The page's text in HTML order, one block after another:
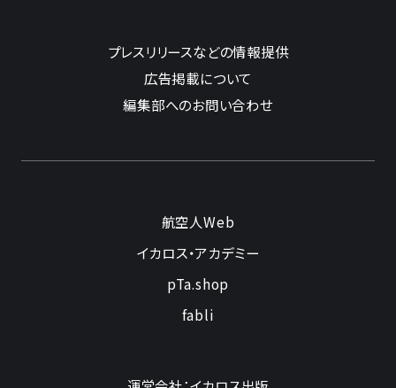
プレスリリースなどの情報提供
広告掲載について
編集部へのお問い合わせ
航空人Web
イカロス・アカデミー
pTa.shop
fabli